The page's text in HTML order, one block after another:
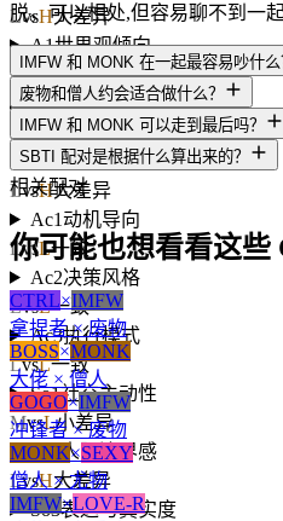
LvsH大差异
A1世界观倾向
LvsH大差异
A2规则与灵活度
LvsL一致
A3人生意义感
LvsH大差异
Ac1动机导向
LvsL一致
Ac2决策风格
LvsL一致
Ac3执行模式
LvsL一致
So1社交主动性
MvsL小差异
So2人际边界感
LvsH大差异
So3表达与真实度
脱。可以相处,但容易聊不到一起
IMFW 和 MONK 在一起最容易吵什么
废物和僧人约会适合做什么？
IMFW 和 MONK 可以走到最后吗？
SBTI 配对是根据什么算出来的？
相关配对
你可能也想看看这些
CTRL×IMFW
拿捏者 × 废物
BOSS×MONK
大佬 × 僧人
GOGO×IMFW
冲锋者 × 废物
MONK×SEXY
僧人 × 尤物
IMFW×LOVE-R